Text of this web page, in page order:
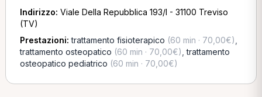
Indirizzo: Viale Della Repubblica 193/I - 31100 Treviso
(TV)
Prestazioni:trattamento fisioterapico (60 min · 70,00€)
trattamento osteopatico (60 min · 70,00€) ,trattamento
osteopatico pediatrico (60 min · 70,00€)